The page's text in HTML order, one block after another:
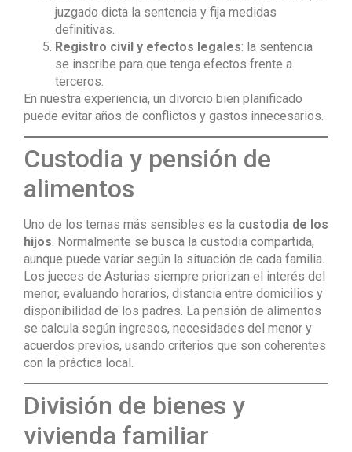
juzgado dicta la sentencia y fija medidas
definitivas.
Registro civil y efectos legales: la sentencia
se inscribe para que tenga efectos frente a
terceros.
En nuestra experiencia, un divorcio bien planificado
puede evitar años de conflictos y gastos innecesarios.
Custodia y pensión de
alimentos
Uno de los temas más sensibles es la custodia de los
hijos. Normalmente se busca la custodia compartida,
aunque puede variar según la situación de cada familia.
Los jueces de Asturias siempre priorizan el interés del
menor, evaluando horarios, distancia entre domicilios y
disponibilidad de los padres. La pensión de alimentos
se calcula según ingresos, necesidades del menor y
acuerdos previos, usando criterios que son coherentes
con la práctica local.
División de bienes y
vivienda familiar